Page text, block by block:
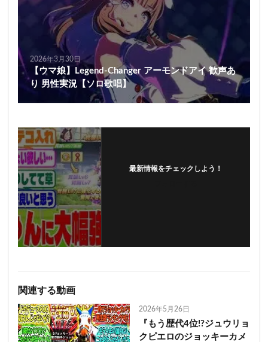
2026年3月30日
【ウマ娘】Legend-Changer アーモンドアイ 歓声あ
り 男性実況【ソロ歌唱】
最新情報をチェックしよう！
関連する動画
2026年5月26日
『もう歴代4位!?ジュウリョ
クピエロのジョッキーカメ